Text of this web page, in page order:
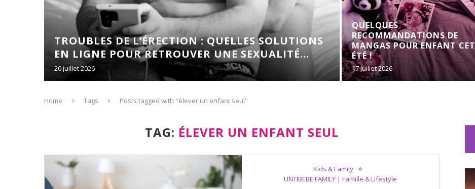
TROUBLES DE L’ÉRECTION : QUELLES SOLUTIONS
EN LIGNE POUR RETROUVER UNE SEXUALITÉ...
20 juillet 2026
QUELQUES
RECOMMANDATIONS DE
MANGAS POUR ENFANT CET
ÉTÉ !
17 juillet 2026
Home Tags Posts tagged with "élever un enfant seul"
TAG: ÉLEVER UN ENFANT SEUL
Kids & Family
UNTIBEBE FAMILY | Famille & Lifestyle